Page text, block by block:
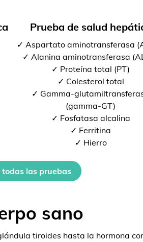
Prueba de salud
✓ Aspartato aminotransferasa
✓ Alanina aminotransferasa
✓ Proteína total (PT)
✓ Colesterol total
✓ Gamma-
(gamma-GT)
✓ Fosfatasa alcalina
✓ Ferritina
✓ Hierro
todas las pruebas
sano
tiroides hasta la hormona